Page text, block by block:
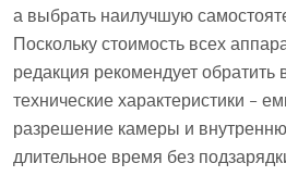
а выбрать наилучшую
Поскольку стоимость всех
редакция рекомендует
технические характеристики –
разрешение камеры и
длительное время без